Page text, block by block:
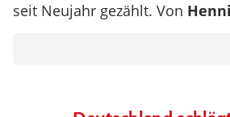
seit Neujahr gezählt. Von